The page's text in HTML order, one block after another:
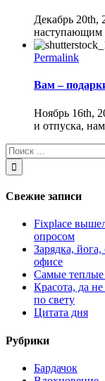
Декабрь 20th,
Permalink
Вам –
Ноябрь 16th,
и отпуска,
Свежие записи
Fixplace
опросом
Зарядка,
офисе
Самые теплые
Красота, да
по свету
Цитата дня
Рубрики
Бардачок